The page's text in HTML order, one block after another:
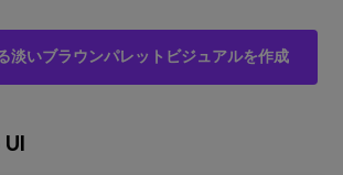
淡いブラウンパレットビジュアルを作成